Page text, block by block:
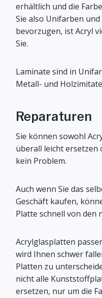
erhältlich und die
Sie also Unifarben
bevorzugen, ist Acryl
Sie.
Laminate sind in
Metall- und
Reparaturen
Sie können sowohl
überall leicht ersetzen
kein Problem.
Auch wenn Sie das
Geschäft kaufen,
Platte schnell von den
Acrylglasplatten
wird Ihnen schwer
Platten zu
nicht alle
ersetzen, nur um die